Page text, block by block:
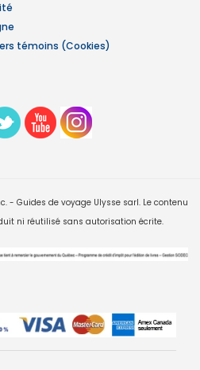
témoins (Cookies)
- Guides de voyage Ulysse sarl. Le contenu
ni réutilisé sans autorisation écrite.